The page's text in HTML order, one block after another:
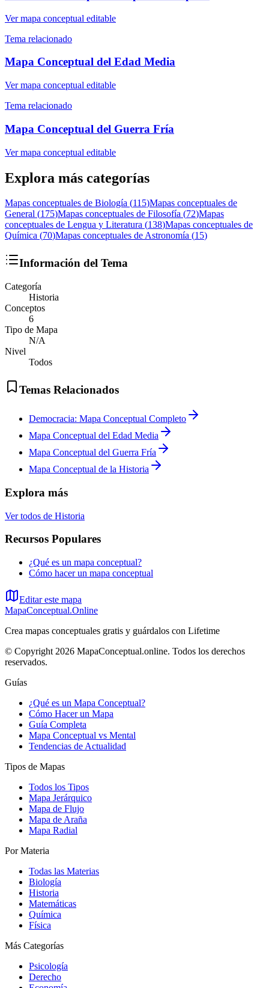
Ver mapa conceptual editable
Tema relacionado
Mapa Conceptual del Edad Media
Ver mapa conceptual editable
Tema relacionado
Mapa Conceptual del Guerra Fría
Ver mapa conceptual editable
Explora más categorías
Mapas conceptuales de Biología (115)Mapas conceptuales de
General (175)Mapas conceptuales de Filosofía (72)Mapas
conceptuales de Lengua y Literatura (138)Mapas conceptuales de
Química (70)Mapas conceptuales deAstronomía (15)
Información del Tema
Categoría
Historia
Conceptos
6
Tipo de Mapa
N/A
Nivel
Todos
Temas Relacionados
Democracia: Mapa Conceptual Completo
Mapa Conceptual del Edad Media
Mapa Conceptual del Guerra Fría
Mapa Conceptual de la Historia
Explora más
Ver todos de Historia
Recursos Populares
¿Qué es un mapa conceptual?
Cómo hacer un mapa conceptual
Editar este mapa
MapaConceptual.Online
Crea mapas conceptuales gratis y guárdalos con Lifetime
© Copyright 2026 MapaConceptual.online. Todos los derechos
reservados.
Guías
¿Qué es un Mapa Conceptual?
Cómo Hacer un Mapa
Guía Completa
Mapa Conceptual vs Mental
Tendencias de Actualidad
Tipos de Mapas
Todos los Tipos
Mapa Jerárquico
Mapa de Flujo
Mapa de Araña
Mapa Radial
Por Materia
Todas las Materias
Biología
Historia
Matemáticas
Química
Física
Más Categorías
Psicología
Derecho